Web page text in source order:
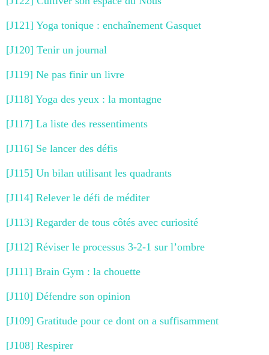
[J121] Yoga tonique : enchaînement Gasquet
[J120] Tenir un journal
[J119] Ne pas finir un livre
[J118] Yoga des yeux : la montagne
[J117] La liste des ressentiments
[J116] Se lancer des défis
[J115] Un bilan utilisant les quadrants
[J114] Relever le défi de méditer
[J113] Regarder de tous côtés avec curiosité
[J112] Réviser le processus 3-2-1 sur l’ombre
[J111] Brain Gym : la chouette
[J110] Défendre son opinion
[J109] Gratitude pour ce dont on a suffisamment
[J108] Respirer